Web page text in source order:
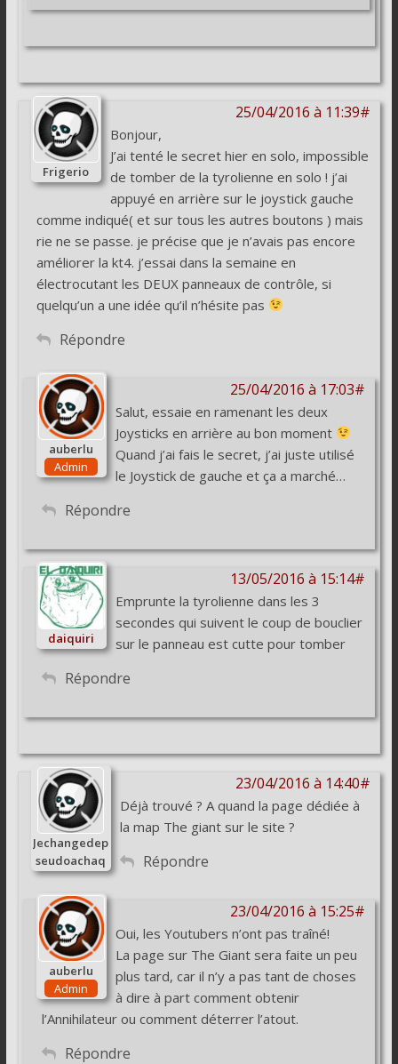
25/04/2016 à 11:39#
Frigerio
Bonjour,
J’ai tenté le secret hier en solo, impossible
de tomber de la tyrolienne en solo ! j’ai
appuyé en arrière sur le joystick gauche
comme indiqué( et sur tous les autres boutons ) mais
rie ne se passe. je précise que je n’avais pas encore
améliorer la kt4. j’essai dans la semaine en
électrocutant les DEUX panneaux de contrôle, si
quelqu’un a une idée qu’il n’hésite pas
Répondre
25/04/2016 à 17:03#
auberlu
Admin
Salut, essaie en ramenant les deux
Joysticks en arrière au bon moment
Quand j’ai fais le secret, j’ai juste utilisé
le Joystick de gauche et ça a marché…
Répondre
13/05/2016 à 15:14#
daiquiri
Emprunte la tyrolienne dans les 3
secondes qui suivent le coup de bouclier
sur le panneau est cutte pour tomber
Répondre
23/04/2016 à 14:40#
Jechangedep
seudoachaq
uefois
Déjà trouvé ? A quand la page dédiée à
la map The giant sur le site ?
Répondre
23/04/2016 à 15:25#
auberlu
Admin
Oui, les Youtubers n’ont pas traîné!
La page sur The Giant sera faite un peu
plus tard, car il n’y a pas tant de choses
à dire à part comment obtenir
l’Annihilateur ou comment déterrer l’atout.
Répondre